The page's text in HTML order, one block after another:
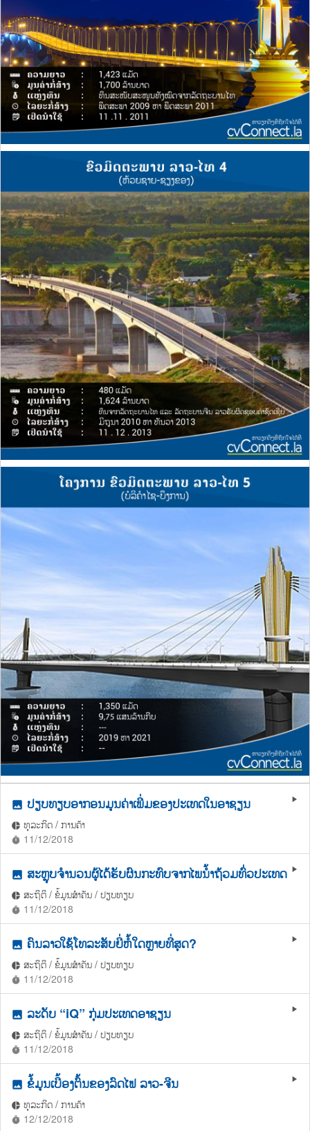
play_arrow
photo ປຽບທຽບອາກອນມູນຄ່າເພີ່ມຂອງປະເທດໃນອາຊຽນ
pie_chart ທຸລະກິດ / ການຄ້າ
timer 11/12/2018
play_arrow
photo ສະຫຼຸບຈຳນວນຜູ້ໄດ້ຮັບຜົນກະທົບຈາກໄພນ້ຳຖ້ວມທົ່ວປະເທດ
pie_chart ສະຖິຕິ / ຂໍ້ມູນສຳຄັນ / ປຽບທຽບ
timer 11/12/2018
play_arrow
photo ຄົນລາວໃຊ້ໂທລະສັບຍີ່ຫໍ້ໃດຫຼາຍທີ່ສຸດ?
pie_chart ສະຖິຕິ / ຂໍ້ມູນສຳຄັນ / ປຽບທຽບ
timer 11/12/2018
play_arrow
photo ລະດັບ “iQ” ກຸ່ມປະເທດອາຊຽນ
pie_chart ສະຖິຕິ / ຂໍ້ມູນສຳຄັນ / ປຽບທຽບ
timer 11/12/2018
play_arrow
photo ຂໍ້ມູນເບື້ອງຕົ້ນຂອງລົດໄຟ ລາວ-ຈີນ
pie_chart ທຸລະກິດ / ການຄ້າ
timer 12/12/2018